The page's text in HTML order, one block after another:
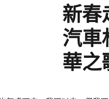
新春
汽車
華之